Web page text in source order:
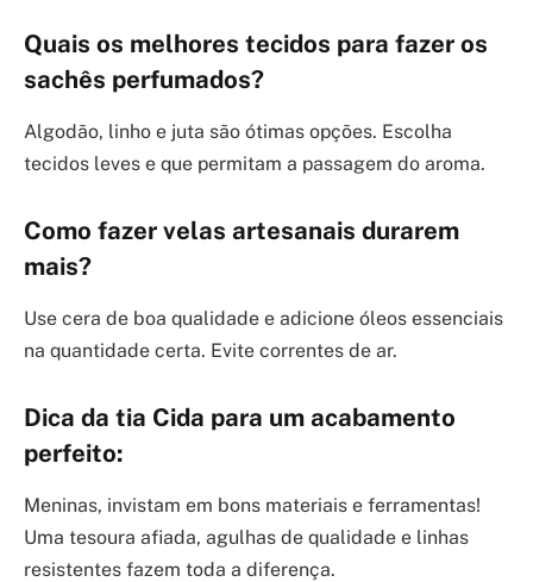
Quais os melhores tecidos para fazer os
sachês perfumados?
Algodão, linho e juta são ótimas opções. Escolha
tecidos leves e que permitam a passagem do aroma.
Como fazer velas artesanais durarem
mais?
Use cera de boa qualidade e adicione óleos essenciais
na quantidade certa. Evite correntes de ar.
Dica da tia Cida para um acabamento
perfeito:
Meninas, invistam em bons materiais e ferramentas!
Uma tesoura afiada, agulhas de qualidade e linhas
resistentes fazem toda a diferença.